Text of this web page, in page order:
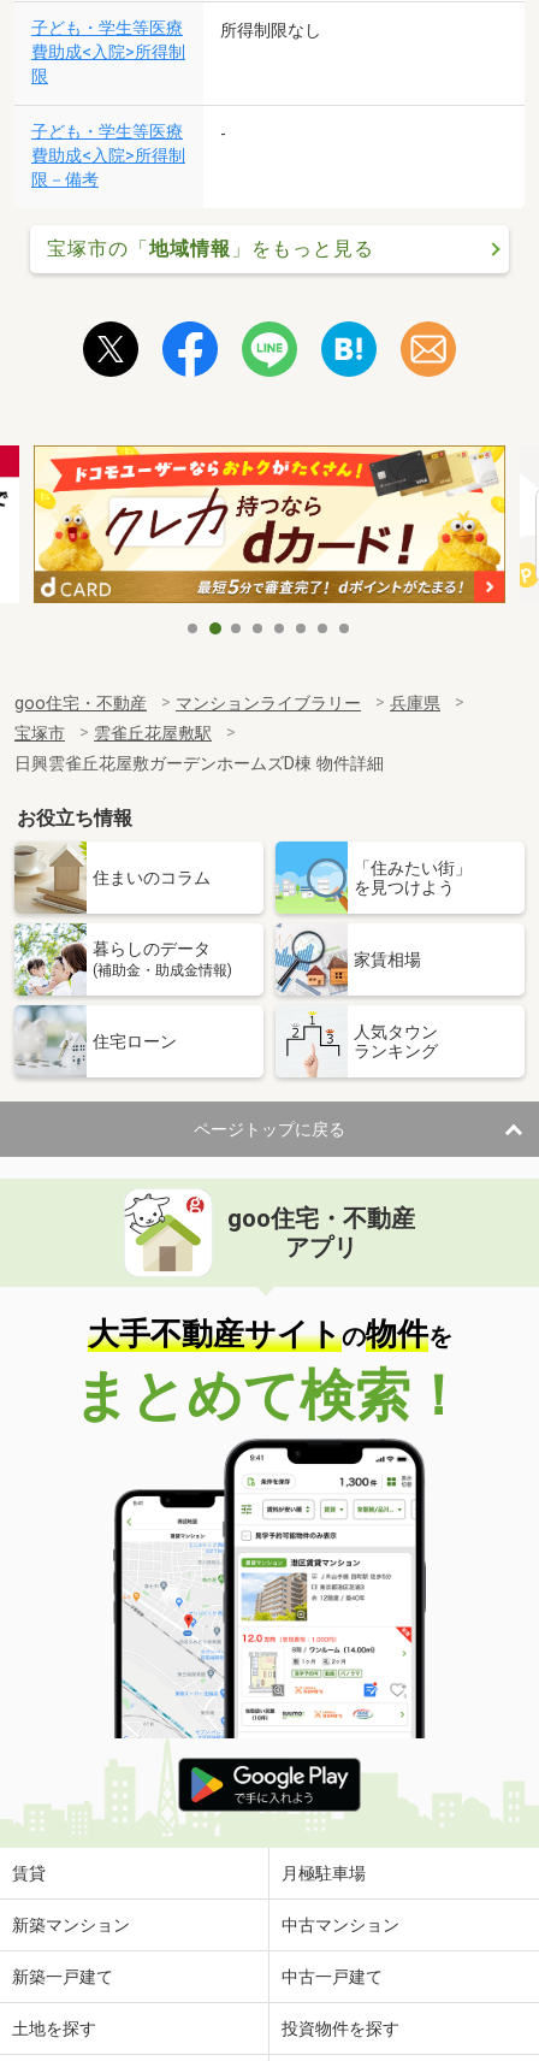
子ども・学生等医療
費助成<入院>所得制
限
所得制限なし
子ども・学生等医療
費助成<入院>所得制
限－備考
-
宝塚市の「地域情報 」をもっと見る
goo住宅・不動産 マンションライブラリー
兵庫県
宝塚市
雲雀丘花屋敷駅
日興雲雀丘花屋敷ガーデンホームズD棟 物件詳細
お役立ち情報
住まいのコラム
「住みたい街」
を見つけよう
暮らしのデータ
(補助金・助成金情報)
家賃相場
住宅ローン
人気タウン
ランキング
ページトップに戻る
goo住宅・不動産
アプリ
大手不動産サイトの物件を
まとめて検索！
賃貸 月極駐車場
新築マンション 中古マンション
新築一戸建て 中古一戸建て
土地を探す 投資物件を探す